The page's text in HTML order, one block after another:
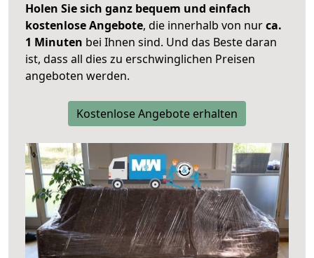
Holen Sie sich ganz bequem und einfach
kostenlose Angebote, die innerhalb von nurca.
1 Minuten bei Ihnen sind. Und das Beste daran
ist, dass all dies zu erschwinglichen Preisen
angeboten werden.
Kostenlose Angebote erhalten